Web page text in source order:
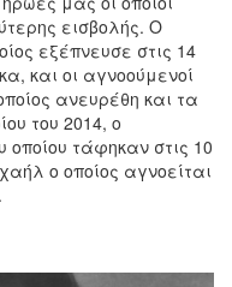
εισβολής. Ο
εξέπνευσε στις 14
και οι αγνοούμενοί
ανευρέθη και τα
του 2014, ο
οποίου τάφηκαν στις 10
ο οποίος αγνοείται